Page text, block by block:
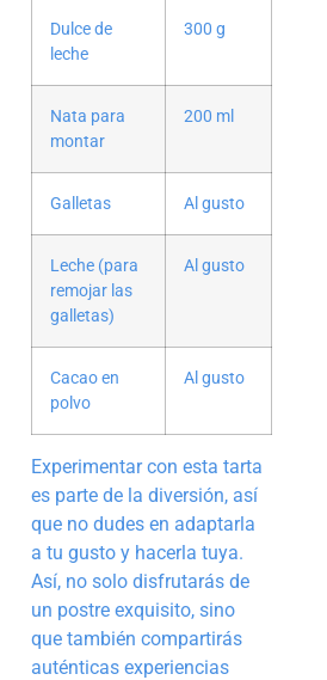
Dulce de
leche
300 g
Nata para
montar
200 ml
Galletas Al gusto
Leche (para
remojar las
galletas)
Al gusto
Cacao en
polvo
Al gusto
Experimentar con esta tarta
es parte de la diversión, así
que no dudes en adaptarla
a tu gusto y hacerla tuya.
Así, no solo disfrutarás de
un postre exquisito, sino
que también compartirás
auténticas experiencias